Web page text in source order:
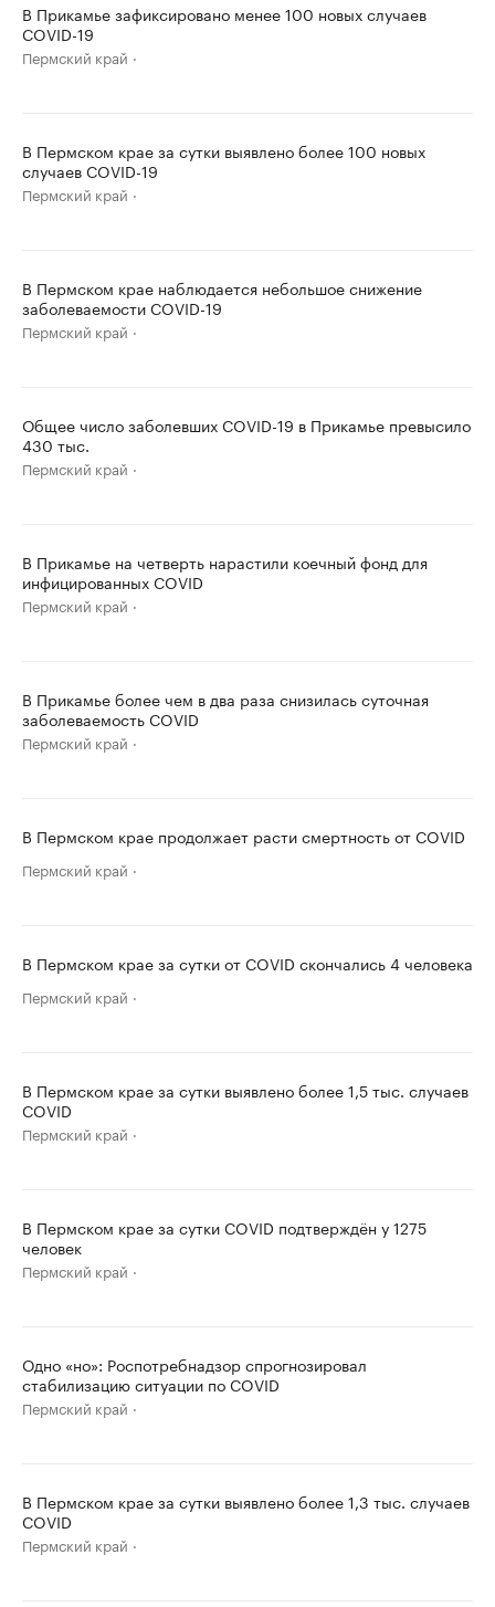
В Прикамье зафиксировано менее 100 новых случаев
COVID-19
Пермский край
В Пермском крае за сутки выявлено более 100 новых
случаев COVID-19
Пермский край
В Пермском крае наблюдается небольшое снижение
заболеваемости COVID-19
Пермский край
Общее число заболевших COVID-19 в Прикамье превысило
430 тыс.
Пермский край
В Прикамье на четверть нарастили коечный фонд для
инфицированных COVID
Пермский край
В Прикамье более чем в два раза снизилась суточная
заболеваемость COVID
Пермский край
В Пермском крае продолжает расти смертность от COVID
Пермский край
В Пермском крае за сутки от COVID скончались 4 человека
Пермский край
В Пермском крае за сутки выявлено более 1,5 тыс. случаев
COVID
Пермский край
В Пермском крае за сутки COVID подтверждён у 1275
человек
Пермский край
Одно «но»: Роспотребнадзор спрогнозировал
стабилизацию ситуации по COVID
Пермский край
В Пермском крае за сутки выявлено более 1,3 тыс. случаев
COVID
Пермский край